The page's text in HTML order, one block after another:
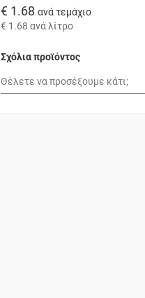
€ 1.68 ανά τεμάχιο
€ 1.68 ανά λίτρο
Σχόλια προϊόντος